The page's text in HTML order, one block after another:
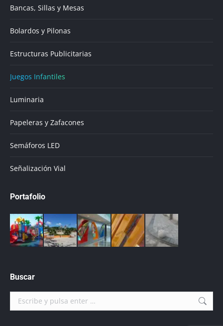
window
Bancas, Sillas y Mesas
Bolardos y Pilonas
Estructuras Publicitarias
Juegos Infantiles
Luminaria
Papeleras y Zafacones
Semáforos LED
Señalización Vial
Portafolio
Buscar
Buscar: